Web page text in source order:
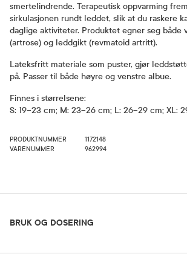
smertelindrende. Terapeutisk oppvarming
sirkulasjonen rundt leddet, slik at du raskere
daglige aktiviteter. Produktet egner seg både
(artrose) og leddgikt (revmatoid artritt).
Lateksfritt materiale som puster, gjør
på. Passer til både høyre og venstre albue.
Finnes i størrelsene:
S: 19–23 cm; M: 23–26 cm; L: 26–29 cm; XL:
PRODUKTNUMMER
1172148
VARENUMMER
962994
BRUK OG DOSERING